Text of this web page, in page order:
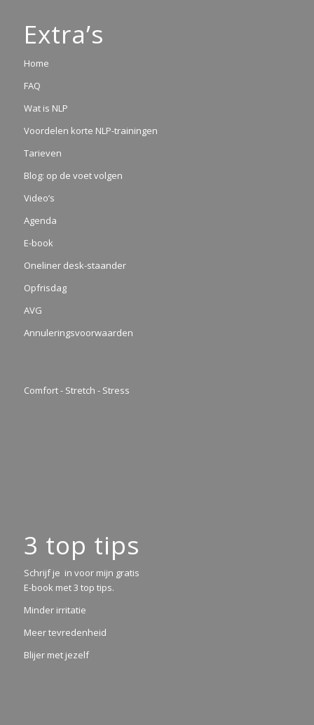
Extra’s
Home
FAQ
Wat is NLP
Voordelen korte NLP-trainingen
Tarieven
Blog: op de voet volgen
Video’s
Agenda
E-book
Oneliner desk-staander
Opfrisdag
AVG
Annuleringsvoorwaarden
Comfort - Stretch - Stress
3 top tips
Schrijf je in voor mijn gratis
E-book met 3 top tips.
Minder irritatie
Meer tevredenheid
Blijer met jezelf